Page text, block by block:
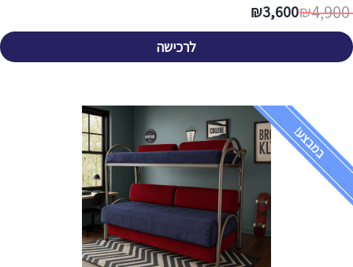
4,900
₪
3,600
₪
לרכישה
במבצע!